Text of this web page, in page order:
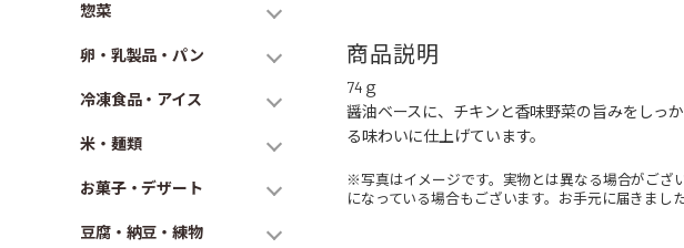
惣菜
卵・乳製品・パン
冷凍食品・アイス
米・麺類
お菓子・デザート
豆腐・納豆・練物
商品説明
74ｇ
醤油ベースに、チキンと香味野菜の旨みをしっ
る味わいに仕上げています。
※写真はイメージです。実物とは異なる場合がござ
になっている場合もございます。お手元に届きまし